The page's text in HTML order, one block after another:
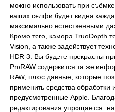
можно использовать при
ваших селфи будет видна
максимально естественными
Кроме того, камера TrueDepth
Vision, а также задействует
HDR 3. Вы будете прекрасны
ProRAW содержится та же
RAW, плюс данные, которые
применить средства обработки
предусмотренные Apple.
редактирования упрощается: